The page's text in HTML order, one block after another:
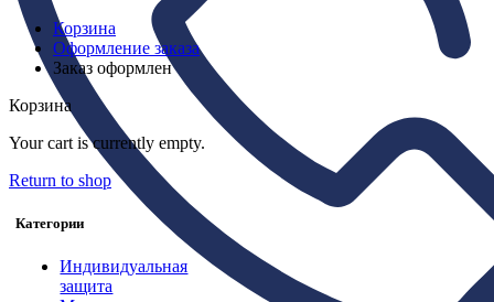
Корзина
Оформление заказа
Заказ оформлен
Корзина
Your cart is currently empty.
Return to shop
Категории
Индивидуальная
защита